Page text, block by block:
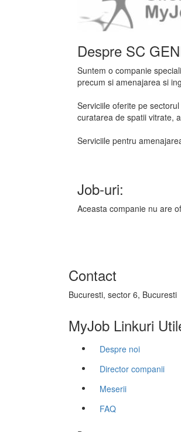
Despre SC
Suntem o companie
precum si amenajarea si
Serviciile oferite pe
curatarea de spatii vitrate,
Serviciile pentru
Job-uri:
Aceasta companie nu are
Contact
Bucuresti, sector 6, Bucuresti
MyJob Linkuri
Despre noi
Director companii
Meserii
FAQ